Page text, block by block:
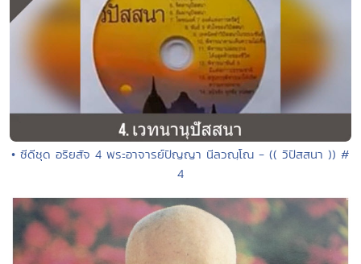
• ซีดีชุด อริยสัจ 4 พระอาจารย์ปัญญา นีลวณฺโณ - (( วิปัสสนา )) #
4